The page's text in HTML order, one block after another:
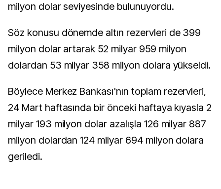
milyon dolar seviyesinde bulunuyordu.
Söz konusu dönemde altın rezervleri de 399
milyon dolar artarak 52 milyar 959 milyon
dolardan 53 milyar 358 milyon dolara yükseldi.
Böylece Merkez Bankası'nın toplam rezervleri,
24 Mart haftasında bir önceki haftaya kıyasla 2
milyar 193 milyon dolar azalışla 126 milyar 887
milyon dolardan 124 milyar 694 milyon dolara
geriledi.